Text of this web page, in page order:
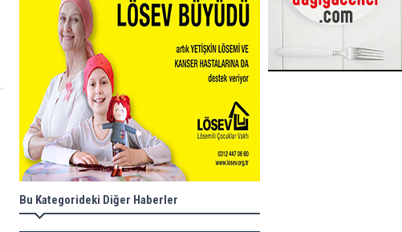
Bu Kategorideki Diğer Haberler